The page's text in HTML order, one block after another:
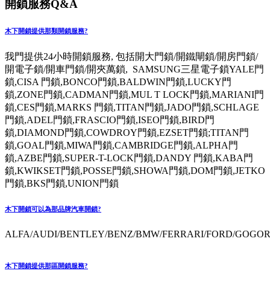
開鎖服務Q&A
木下開鎖提供那類開鎖服務?
我門提供24小時開鎖服務, 包括開大門鎖/開鐵閘鎖/開房門鎖/
開電子鎖/開車門鎖/開夾萬鎖, SAMSUNG三星電子鎖YALE門
鎖,CISA 門鎖,BONCO門鎖,BALDWIN門鎖,LUCKY門
鎖,ZONE門鎖,CADMAN門鎖,MUL T LOCK門鎖,MARIANI門
鎖,CES門鎖,MARKS 門鎖,TITAN門鎖,JADO門鎖,SCHLAGE
門鎖,ADEL門鎖,FRASCIO門鎖,ISEO門鎖,BIRD門
鎖,DIAMOND門鎖,COWDROY門鎖,EZSET門鎖;TITAN門
鎖,GOAL門鎖,MIWA門鎖,CAMBRIDGE門鎖,ALPHA門
鎖,AZBE門鎖,SUPER-T-LOCK門鎖,DANDY 門鎖,KABA門
鎖,KWIKSET門鎖,POSSE門鎖,SHOWA門鎖,DOM門鎖,JETKO
門鎖,BKS門鎖,UNION門鎖
木下開鎖可以為那品牌汽車開鎖?
ALFA/AUDI/BENTLEY/BENZ/BMW/FERRARI/FORD/
木下開鎖提供那區開鎖服務?